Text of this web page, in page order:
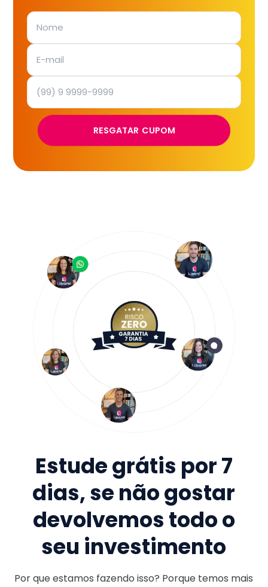
RESGATAR CUPOM
Estude grátis por 7
dias, se não gostar
devolvemos todo o
seu investimento
Por que estamos fazendo isso? Porque temos mais